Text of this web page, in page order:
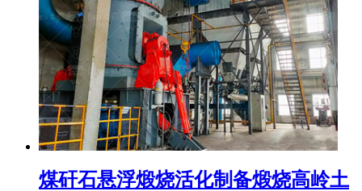
煤矸石悬浮煅烧活化制备煅烧高岭土